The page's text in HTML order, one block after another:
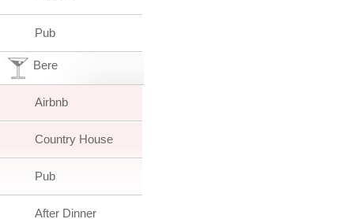
Pub
Bere
Airbnb
Country House
Pub
After Dinner